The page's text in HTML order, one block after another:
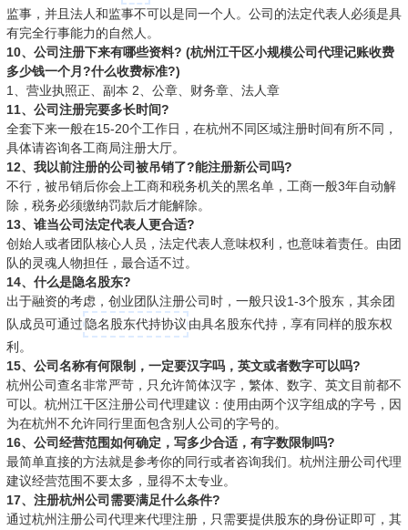
监事，并且法人和监事不可以是同一个人。公司的法定代表人必须是具
有完全行事能力的自然人。
10、公司注册下来有哪些资料? (杭州江干区小规模公司代理记账收费
多少钱一个月?什么收费标准?)
1、营业执照正、副本 2、公章、财务章、法人章
11、公司注册完要多长时间?
全套下来一般在15-20个工作日，在杭州不同区域注册时间有所不同，
具体请咨询各工商局注册大厅。
12、我以前注册的公司被吊销了?能注册新公司吗?
不行，被吊销后你会上工商和税务机关的黑名单，工商一般3年自动解
除，税务必须缴纳罚款后才能解除。
13、谁当公司法定代表人更合适?
创始人或者团队核心人员，法定代表人意味权利，也意味着责任。由团
队的灵魂人物担任，最合适不过。
14、什么是隐名股东?
出于融资的考虑，创业团队注册公司时，一般只设1-3个股东，其余团
队成员可通过 隐名股东代持协议 由具名股东代持，享有同样的股东权
利。
15、公司名称有何限制，一定要汉字吗，英文或者数字可以吗?
杭州公司查名非常严苛，只允许简体汉字，繁体、数字、英文目前都不
可以。杭州江干区注册公司代理建议：使用由两个汉字组成的字号，因
为在杭州不允许同行里面包含别人公司的字号的。
16、公司经营范围如何确定，写多少合适，有字数限制吗?
最简单直接的方法就是参考你的同行或者咨询我们。杭州注册公司代理
建议经营范围不要太多，显得不太专业。
17、注册杭州公司需要满足什么条件?
通过杭州注册公司代理来代理注册，只需要提供股东的身份证即可，其